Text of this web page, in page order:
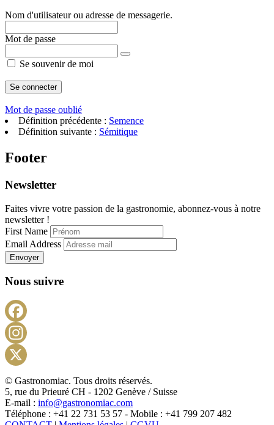
Nom d'utilisateur ou adresse de messagerie.
Mot de passe
Se souvenir de moi
Mot de passe oublié
Définition précédente : Semence
Définition suivante : Sémitique
Footer
Newsletter
Faites vivre votre passion de la gastronomie, abonnez-vous à notre
newsletter !
First Name
Email Address
Envoyer
Nous suivre
X
© Gastronomiac. Tous droits réservés.
5, rue du Prieuré CH - 1202 Genève / Suisse
E-mail : info@gastronomiac.com
Téléphone : +41 22 731 53 57 - Mobile : +41 799 207 482